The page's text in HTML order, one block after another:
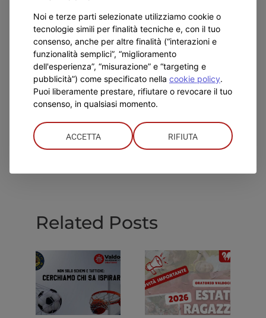
LABS TO LEARN
Related Posts
Noi e terze parti selezionate utilizziamo cookie o
tecnologie simili per finalità tecniche e, con il tuo
consenso, anche per altre finalità (“interazioni e
funzionalità semplici”, “miglioramento
dell'esperienza”, “misurazione” e “targeting e
pubblicità”) come specificato nella cookie policy.
Puoi liberamente prestare, rifiutare o revocare il tuo
consenso, in qualsiasi momento.
ACCETTA RIFIUTA